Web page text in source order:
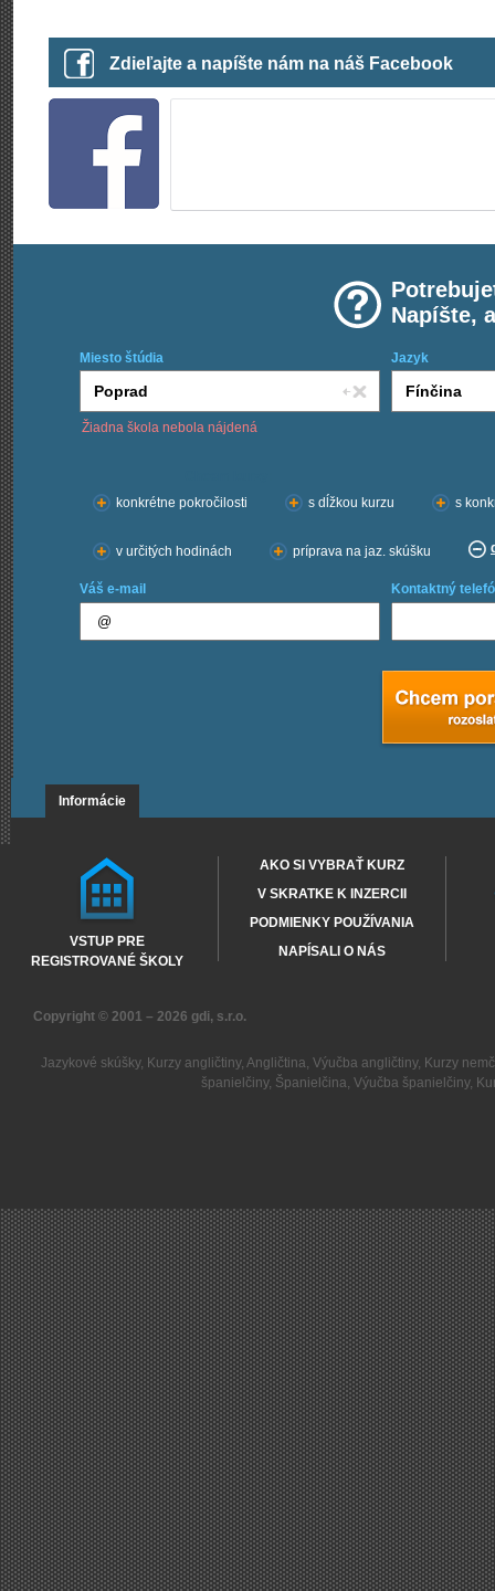
Zdieľajte a napíšte nám na náš Facebook
Napíšte,
Miesto štúdia Jazyk
Žiadna škola nebola nájdená
konkrétne pokročilosti
s dĺžkou kurzu s
v určitých hodinách príprava na jaz. skúšku
Váš e-mail Kontaktný
Informácie
VSTUP PRE
REGISTROVANÉ ŠKOLY
AKO SI VYBRAŤ KURZ
V SKRATKE K INZERCII
PODMIENKY POUŽÍVANIA
NAPÍSALI O NÁS
Copyright © 2001 – 2026 gdi, s.r.o.
Jazykové skúšky, Kurzy angličtiny, Angličtina, Výučba angličtiny, Kurzy
španielčiny, Španielčina, Výučba španielčiny,